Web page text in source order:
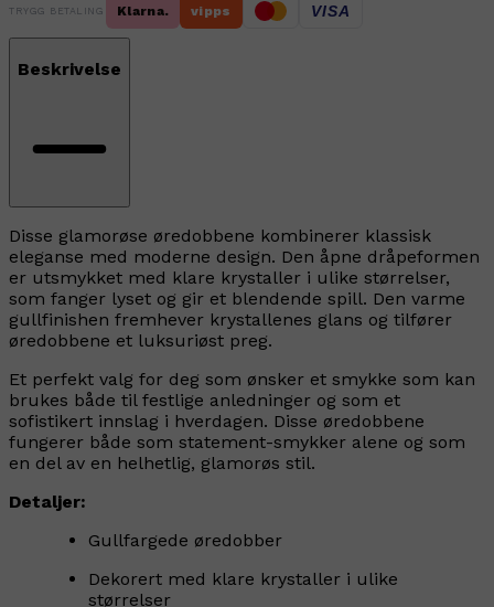
TRYGG BETALING Klarna. vipps VISA
Beskrivelse
Disse glamorøse øredobbene kombinerer klassisk
eleganse med moderne design. Den åpne dråpeformen
er utsmykket med klare krystaller i ulike størrelser,
som fanger lyset og gir et blendende spill. Den varme
gullfinishen fremhever krystallenes glans og tilfører
øredobbene et luksuriøst preg.
Et perfekt valg for deg som ønsker et smykke som kan
brukes både til festlige anledninger og som et
sofistikert innslag i hverdagen. Disse øredobbene
fungerer både som statement-smykker alene og som
en del av en helhetlig, glamorøs stil.
Detaljer:
Gullfargede øredobber
Dekorert med klare krystaller i ulike
størrelser